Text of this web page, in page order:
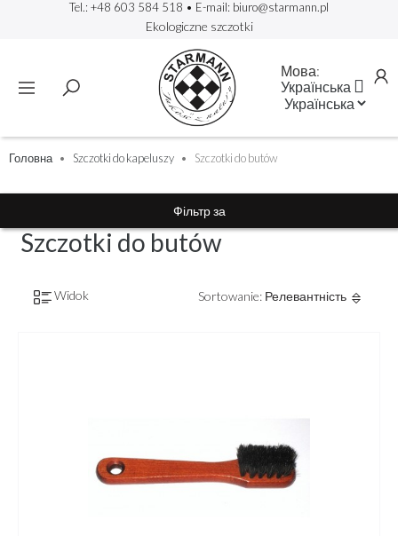
Tel.: +48 603 584 518 • E-mail: biuro@starmann.pl
Ekologiczne szczotki
Мова:
Українська 
Головна Szczotki do kapeluszy Szczotki do butów
Фільтр за
Szczotki do butów
Widok Sortowanie: Релевантність